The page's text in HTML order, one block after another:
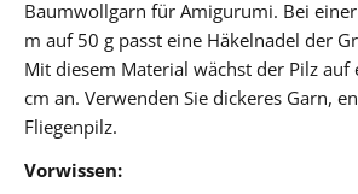
Baumwollgarn für Amigurumi. Bei
m auf 50 g passt eine Häkelnadel der
Mit diesem Material wächst der Pilz auf
cm an. Verwenden Sie dickeres Garn,
Fliegenpilz.
Vorwissen: